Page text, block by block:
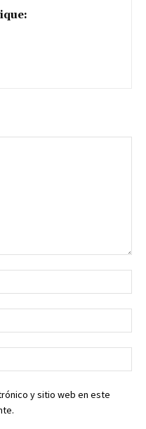
y sitio web en este